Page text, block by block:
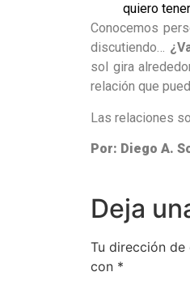
quiero
Conocemos
discutiendo…
sol gira
relación que
Las relaciones
Por: Diego A.
Deja
Tu dirección
con *